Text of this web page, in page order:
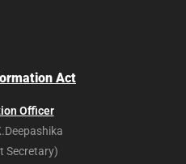
Act
Officer
Secretary)